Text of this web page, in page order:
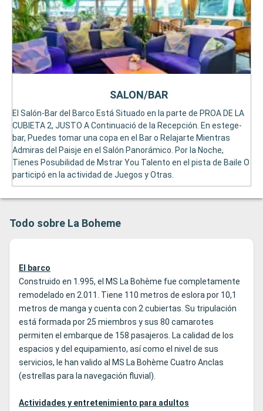
El Salón-Bar del Barco Está Situado en la parte de PROA DE LA
CUBIETA 2, JUSTO A Continuació de la Recepción. En estege-
bar, Puedes tomar una copa en el Bar o Relajarte Mientras
Admiras del Paisje en el Salón Panorámico. Por la Noche,
Tienes Posubilidad de Mstrar You Talento en el pista de Baile O
participó en la actividad de Juegos y Otras.
SALON/BAR
Todo sobre La Boheme
El barco
Construido en 1.995, el MS La Bohème fue completamente
remodelado en 2.011. Tiene 110 metros de eslora por 10,1
metros de manga y cuenta con 2 cubiertas. Su tripulación
está formada por 25 miembros y sus 80 camarotes
permiten el embarque de 158 pasajeros. La calidad de los
espacios y del equipamiento, así como el nivel de sus
servicios, le han valido al MS La Bohème Cuatro Anclas
(estrellas para la navegación fluvial).
Actividades y entretenimiento para adultos